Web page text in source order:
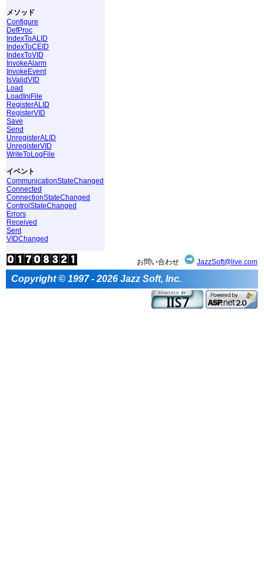
メソッド
Configure
DefProc
IndexToALID
IndexToCEID
IndexToVID
InvokeAlarm
InvokeEvent
IsValidVID
Load
LoadIniFile
RegisterALID
RegisterVID
Save
Send
UnregisterALID
UnregisterVID
WriteToLogFile
イベント
CommunicationStateChanged
Connected
ConnectionStateChanged
ControlStateChanged
Errors
Received
Sent
VIDChanged
お問い合わせ JazzSoft@live.com
Copyright © 1997 - 2026 Jazz Soft, Inc.